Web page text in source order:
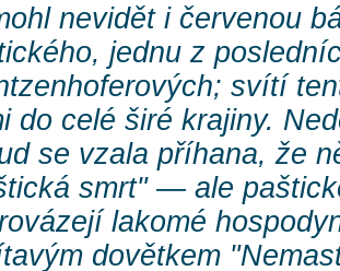
nevidět i červenou
jednu z
svítí
do celé širé krajiny.
se vzala příhana, že
smrt" — ale
lakomé
dovětkem